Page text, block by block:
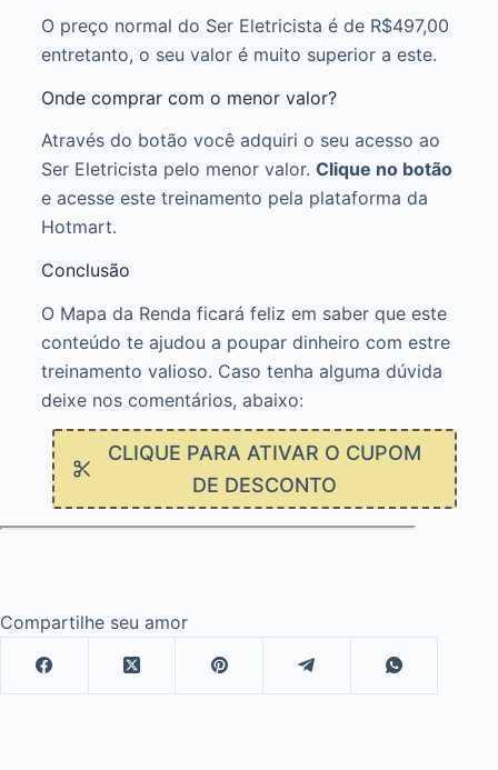
O preço normal do Ser Eletricista é de R$497,00
entretanto, o seu valor é muito superior a este.
Onde comprar com o menor valor?
Através do botão você adquiri o seu acesso ao
Ser Eletricista pelo menor valor. Clique no botão
e acesse este treinamento pela plataforma da
Hotmart.
Conclusão
O Mapa da Renda ficará feliz em saber que este
conteúdo te ajudou a poupar dinheiro com estre
treinamento valioso. Caso tenha alguma dúvida
deixe nos comentários, abaixo:
CLIQUE PARA ATIVAR O CUPOM
DE DESCONTO
Compartilhe seu amor